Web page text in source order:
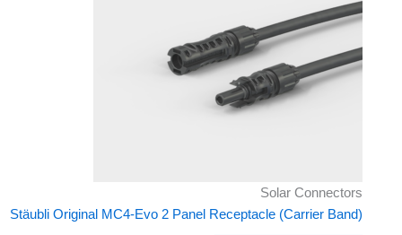
Solar Connectors
Stäubli Original MC4-Evo 2 Panel Receptacle (Carrier Band)
المختلفة
لهذا
المنتج.
يمكن